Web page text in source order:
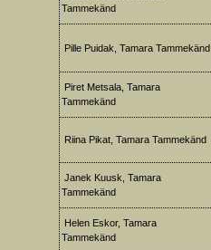
Tammekänd
Pille Puidak, Tamara Tammekänd
Piret Metsala, Tamara
Tammekänd
Riina Pikat, Tamara Tammekänd
Janek Kuusk, Tamara
Tammekänd
Helen Eskor, Tamara
Tammekänd